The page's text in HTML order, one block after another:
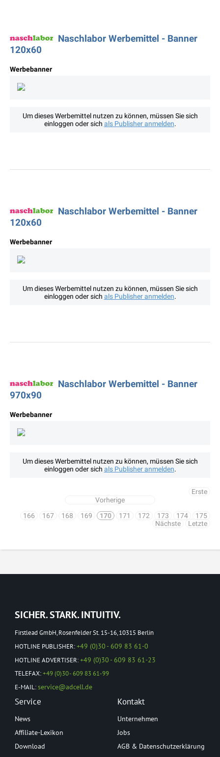
Naschlabor Werbemittel - Banner
120x60
Werbebanner
Um dieses Werbemittel nutzen zu können, müssen Sie sich
einloggen oder sich als Publisher anmelden.
Naschlabor Werbemittel - Banner
120x60
Werbebanner
Um dieses Werbemittel nutzen zu können, müssen Sie sich
einloggen oder sich als Publisher anmelden.
Naschlabor Werbemittel - Banner
970x90
Werbebanner
Um dieses Werbemittel nutzen zu können, müssen Sie sich
einloggen oder sich als Publisher anmelden.
Erste
Vorherige
166
167 168 169 170 171 172 173 174
175
Nächste
Letzte
SICHER. STARK. INTUITIV.
Firstlead GmbH, Rosenfelder St. 15-16, 10315 Berlin
HOTLINE PUBLISHER:+49 (0)30 - 609 83 61-0
HOTLINE ADVERTISER:+49 (0)30 - 609 83 61-23
TELEFAX:+49 (0)30 - 609 83 61-99
E-MAIL:service@adcell.de
Service
News
Affiliate-Lexikon
Download
Kontakt
Unternehmen
Jobs
AGB & Datenschutzerklärung